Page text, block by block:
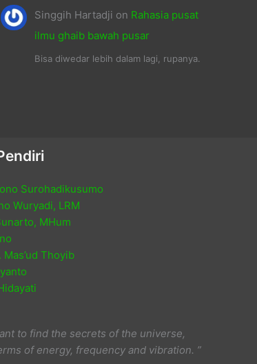
Singgih Hartadji on Rahasia pusat
ilmu ghaib bawah pusar
Bisa diwedar lebih dalam lagi, rupanya.
Surohadikusumo
Wuryadi, LRM
MHum
Mas’ud Thoyib
to find the secrets of the universe,
of energy, frequency and vibration. ”